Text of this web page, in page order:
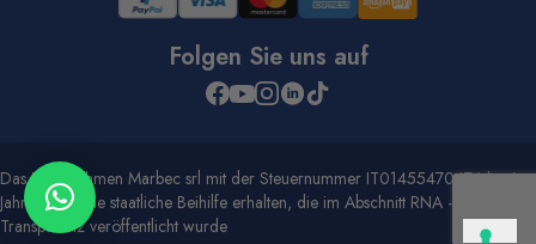
Folgen Sie uns auf
Das Unternehmen Marbec srl mit der Steuernummer IT01455470474 hat im
Jahr 2020 eine staatliche Beihilfe erhalten, die im Abschnitt RNA -
Transparenz veröffentlicht wurde